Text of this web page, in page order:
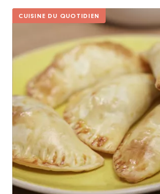
CUISINE DU QUOTIDIEN